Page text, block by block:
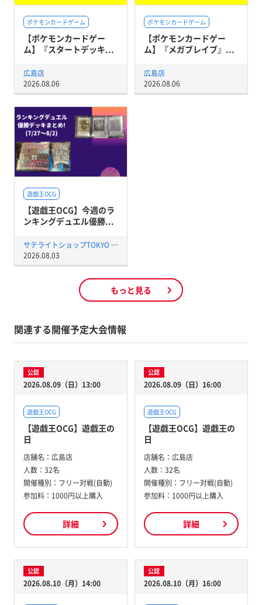
ポケモンカードゲーム
【ポケモンカードゲー
ム】『スタートデッキ...
広島店
2026.08.06
ポケモンカードゲーム
【ポケモンカードゲー
ム】『メガブレイブ』...
広島店
2026.08.06
遊戯王OCG
【遊戯王OCG】今週のラ
ンキングデュエル優勝...
サテライトショップTOKYO 秋葉原店
2026.08.03
もっと見る
関連する開催予定大会情報
公認
2026.08.09（日）13:00
遊戯王OCG
【遊戯王OCG】遊戯王の
日
店舗名： 広島店
人数： 32名
開催種別： フリー対戦(自動)
参加料： 1000円以上購入
詳細
公認
2026.08.09（日）16:00
遊戯王OCG
【遊戯王OCG】遊戯王の
日
店舗名： 広島店
人数： 32名
開催種別： フリー対戦(自動)
参加料： 1000円以上購入
詳細
公認
2026.08.10（月）14:00
公認
2026.08.10（月）16:00